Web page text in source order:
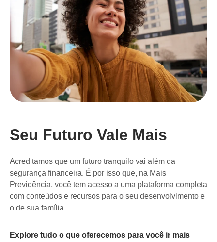
Seu Futuro Vale Mais
Acreditamos que um futuro tranquilo vai além da
segurança financeira. É por isso que, na Mais
Previdência, você tem acesso a uma plataforma completa
com conteúdos e recursos para o seu desenvolvimento e
o de sua família.
Explore tudo o que oferecemos para você ir mais